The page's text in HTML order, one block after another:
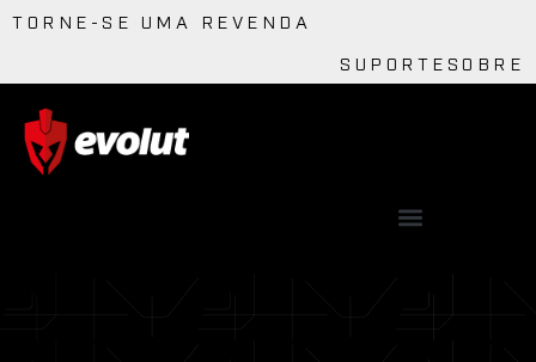
TORNE-SE UMA REVENDA
SOBRE
SUPORTE